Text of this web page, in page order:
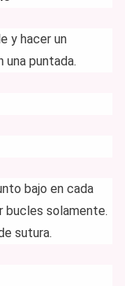
y hacer un
puntada.
bajo en cada
bucles solamente.
sutura.